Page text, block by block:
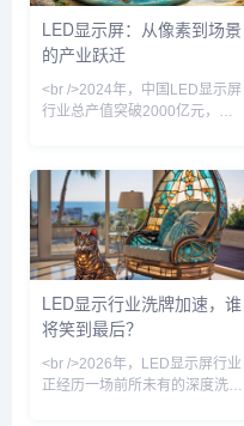
图在下一代显示技术上建立壁
垒。与此同时，RGB封装龙头
国星光电与芯片厂商三安光电的
“拼产能”转
LED显示屏：从像素到场景
的产业跃迁
<br />2024年，中国LED显示屏
行业总产值突破2000亿元，但
LED（P1.2以下）市占率首次超
过传统DIP产品，Mini LED背光
显示器的全球出货量同比猛增逾
150%。行业共识正在形成：单
纯的“亮度”“刷新率”指标已无法
支撑溢价，取而代之的是“场景
适配力”和“数据交互能力”。从舞
台租赁到指挥中心，从裸眼3D
LED显示行业洗牌加速，谁
将笑到最后？
<br />2026年，LED显示屏行业
正经历一场前所未有的深度洗